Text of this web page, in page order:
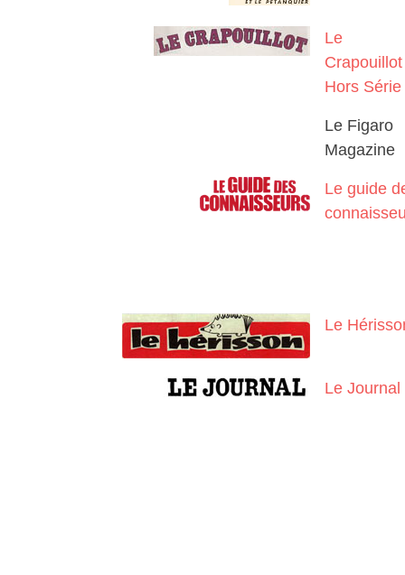
Le
Crapouillot
Hors Série
Le Figaro
Magazine
Le guide
Le
Le Journal